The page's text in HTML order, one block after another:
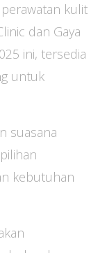
kulit
dan Gaya
ini, tersedia
untuk
suasana
kebutuhan